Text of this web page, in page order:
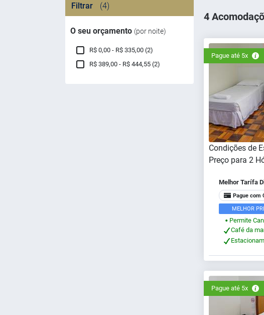
Filtrar (4)
O seu orçamento (por noite)
R$ 0,00 - R$ 335,00 (2)
R$ 389,00 - R$ 444,55 (2)
4
Pague até 5x
Condições de
Preço para 2
Melhor Tarífa
Pague com
MELHOR
⬤
Permite
Café da
Pague até 5x